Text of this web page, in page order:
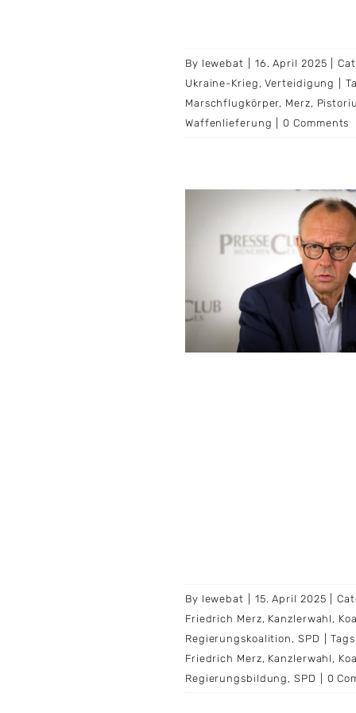
By lewebat 16. April 2025
Ukraine-Krieg ,Verteidigung
Marschflugkörper, Merz,
Waffenlieferung
0 Comments
By lewebat 15. April 2025
Friedrich Merz, Kanzlerwahl ,
Regierungskoalition , SPD
Friedrich Merz, Kanzlerwahl ,
Regierungsbildung ,SPD 0